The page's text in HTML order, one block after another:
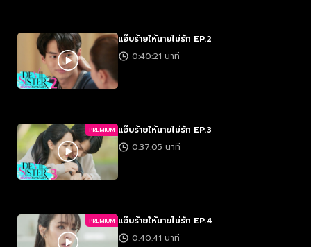
แอ๊บร้ายให้นายไม่รัก EP.2
0:40:21 นาที
PREMIUM แอ๊บร้ายให้นายไม่รัก EP.3
0:37:05 นาที
PREMIUM แอ๊บร้ายให้นายไม่รัก EP.4
0:40:41 นาที